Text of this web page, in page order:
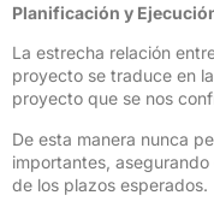
Planificación y
La estrecha relación
proyecto se traduce en
proyecto que se nos
De esta manera nunca
importantes,
de los plazos esperados.